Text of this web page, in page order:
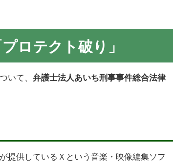
ロテクト破り」
いて、 弁護士法人あいち刑事事件総合法律
提供しているＸという音楽・映像編集ソフ